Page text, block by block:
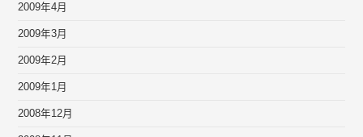
2009年4月
2009年3月
2009年2月
2009年1月
2008年12月